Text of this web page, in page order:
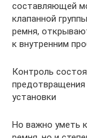
составляющей
клапанной
ремня,
к внутренним
Контроль
установки
Но важно уметь